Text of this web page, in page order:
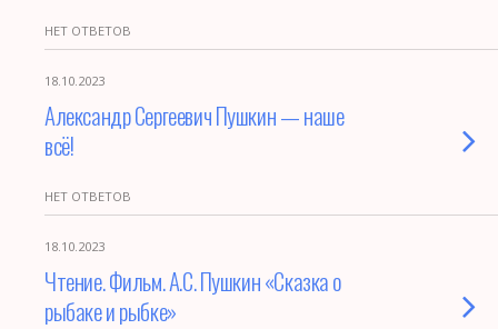
НЕТ ОТВЕТОВ
18.10.2023
Александр Сергеевич Пушкин — наше
всё!
НЕТ ОТВЕТОВ
18.10.2023
Чтение. Фильм. А.С. Пушкин «Сказка о
рыбаке и рыбке»